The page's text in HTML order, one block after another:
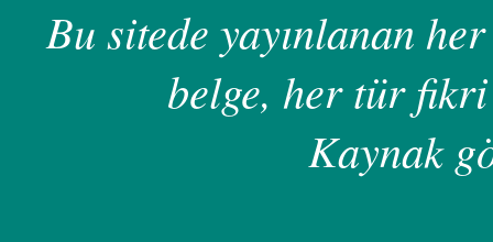
Bu sitede yayınlanan
belge, her tür
Kaynak